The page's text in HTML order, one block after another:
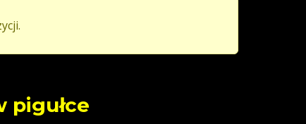
pigułce